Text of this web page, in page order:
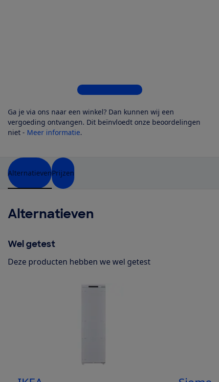
Bekijk alle 5 winkels
Ga je via ons naar een winkel? Dan kunnen wij een
vergoeding ontvangen. Dit beïnvloedt onze beoordelingen
niet - Meer informatie.
AlternatievenPrijzen
Alternatieven
Wel getest
Deze producten hebben we wel getest